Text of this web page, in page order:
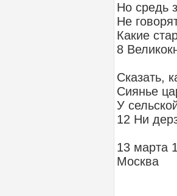
Но средь
Не
Какие
8
Сказать,
Сиянье
У
12 Ни
13 марта
Москва